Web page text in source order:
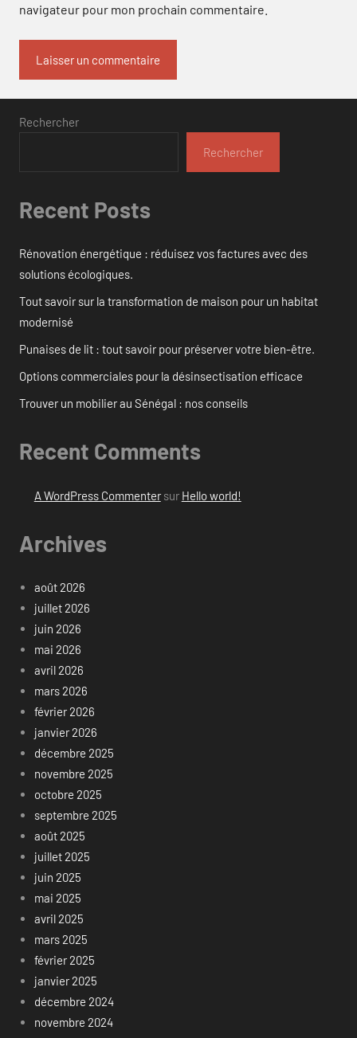
navigateur pour mon prochain commentaire.
Rechercher
Rechercher
Recent Posts
Rénovation énergétique : réduisez vos factures avec des
solutions écologiques.
Tout savoir sur la transformation de maison pour un habitat
modernisé
Punaises de lit : tout savoir pour préserver votre bien-être.
Options commerciales pour la désinsectisation efficace
Trouver un mobilier au Sénégal : nos conseils
Recent Comments
A WordPress Commentersur Hello world!
Archives
août 2026
juillet 2026
juin 2026
mai 2026
avril 2026
mars 2026
février 2026
janvier 2026
décembre 2025
novembre 2025
octobre 2025
septembre 2025
août 2025
juillet 2025
juin 2025
mai 2025
avril 2025
mars 2025
février 2025
janvier 2025
décembre 2024
novembre 2024